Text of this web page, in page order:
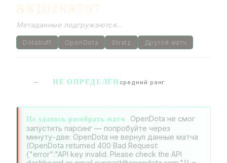
Метаданные подгружаются…
Dotabuff OpenDota Stratz Другой матч
— НЕ ОПРЕДЕЛЁН средний ранг
Не удалось разобрать матч
OpenDota не смог
запустить парсинг — попробуйте через
минуту-две: OpenDota не вернул данные матча
(OpenDota returned 400 Bad Request:
{"error":"API key invalid. Please check the API